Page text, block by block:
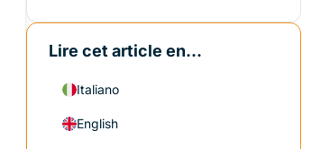
Lire cet article en...
Italiano
English